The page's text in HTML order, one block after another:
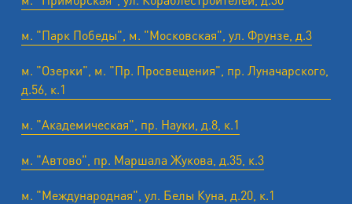
м. "Парк Победы", м. "Московская", ул. Фрунзе, д.3
м. "Озерки", м. "Пр. Просвещения", пр. Луначарского,
д.56, к.1
м. "Академическая", пр. Науки, д.8, к.1
м. "Автово", пр. Маршала Жукова, д.35, к.3
м. "Международная", ул. Белы Куна, д.20, к.1